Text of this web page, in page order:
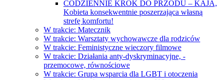
CODZIENNIE KROK DO PRZODU – KAJA,
Kobieta konsekwentnie poszerzająca własną
strefę komfortu!
W trakcie: Matecznik
W trakcie: Warsztaty wychowawcze dla rodziców
W trakcie: Feministyczne wieczory filmowe
W trakcie: Działania anty-dyskryminacyjne, -
przemocowe, równościowe
W trakcie: Grupa wsparcia dla LGBT i otoczenia